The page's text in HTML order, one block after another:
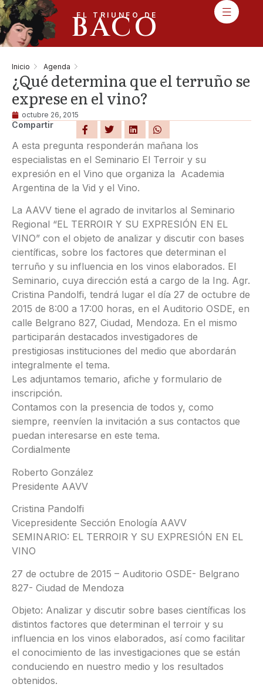
EL TRIUNFO DE
BACO
Inicio Agenda
¿Qué determina que el terruño se
exprese en el vino?
octubre 26, 2015
Compartir
A esta pregunta responderán mañana los
especialistas en el Seminario El Terroir y su
expresión en el Vino que organiza la Academia
Argentina de la Vid y el Vino.
La AAVV tiene el agrado de invitarlos al Seminario
Regional “EL TERROIR Y SU EXPRESIÓN EN EL
VINO” con el objeto de analizar y discutir con bases
científicas, sobre los factores que determinan el
terruño y su influencia en los vinos elaborados. El
Seminario, cuya dirección está a cargo de la Ing. Agr.
Cristina Pandolfi, tendrá lugar el día 27 de octubre de
2015 de 8:00 a 17:00 horas, en el Auditorio OSDE, en
calle Belgrano 827, Ciudad, Mendoza. En el mismo
participarán destacados investigadores de
prestigiosas instituciones del medio que abordarán
integralmente el tema.
Les adjuntamos temario, afiche y formulario de
inscripción.
Contamos con la presencia de todos y, como
siempre, reenvíen la invitación a sus contactos que
puedan interesarse en este tema.
Cordialmente
Roberto González
Presidente AAVV
Cristina Pandolfi
Vicepresidente Sección Enología AAVV
SEMINARIO: EL TERROIR Y SU EXPRESIÓN EN EL
VINO
27 de octubre de 2015 – Auditorio OSDE- Belgrano
827- Ciudad de Mendoza
Objeto: Analizar y discutir sobre bases científicas los
distintos factores que determinan el terroir y su
influencia en los vinos elaborados, así como facilitar
el conocimiento de las investigaciones que se están
conduciendo en nuestro medio y los resultados
obtenidos.